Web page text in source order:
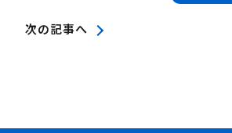
次の記事へ